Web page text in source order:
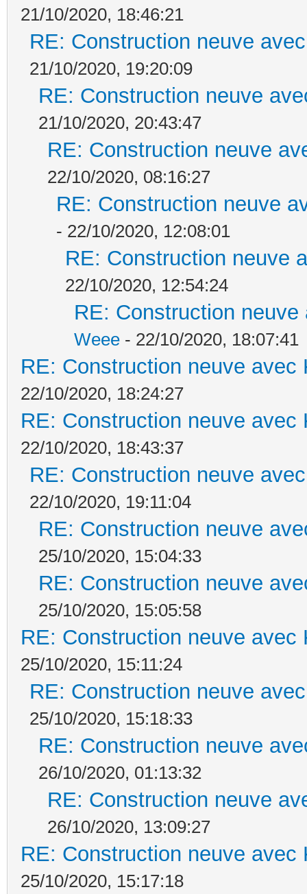
21/10/2020, 18:46:21
RE: Construction neuve
21/10/2020, 19:20:09
RE: Construction neuve
21/10/2020, 20:43:47
RE: Construction neuve
22/10/2020, 08:16:27
RE: Construction neuve
- 22/10/2020, 12:08:01
RE: Construction neuve
22/10/2020, 12:54:24
RE: Construction
Weee - 22/10/2020, 18:07:41
RE: Construction neuve avec
22/10/2020, 18:24:27
RE: Construction neuve avec
22/10/2020, 18:43:37
RE: Construction neuve
22/10/2020, 19:11:04
RE: Construction neuve
25/10/2020, 15:04:33
RE: Construction neuve
25/10/2020, 15:05:58
RE: Construction neuve avec
25/10/2020, 15:11:24
RE: Construction neuve
25/10/2020, 15:18:33
RE: Construction neuve
26/10/2020, 01:13:32
RE: Construction neuve
26/10/2020, 13:09:27
RE: Construction neuve avec
25/10/2020, 15:17:18